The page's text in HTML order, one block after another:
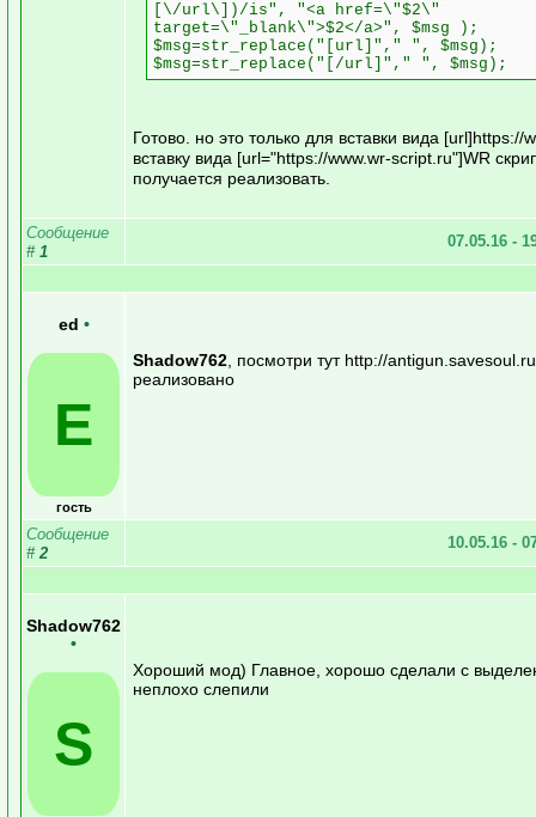
[\/url\])/is", "<a href=\"$2\"
target=\"_blank\">$2</a>", $msg );
$msg=str_replace("[url]"," ", $msg);
$msg=str_replace("[/url]"," ", $msg);
Готово. но это только для вставки вида [url]https://
вставку вида [url="https://www.wr-script.ru"]WR
получается реализовать.
Сообщение
# 1
07.05.16 -
ed •
E
гость
Shadow762 , посмотри тут http://
реализовано
Сообщение
# 2
10.05.16 -
Shadow762
•
S
Хороший мод) Главное, хорошо сделали с
неплохо слепили